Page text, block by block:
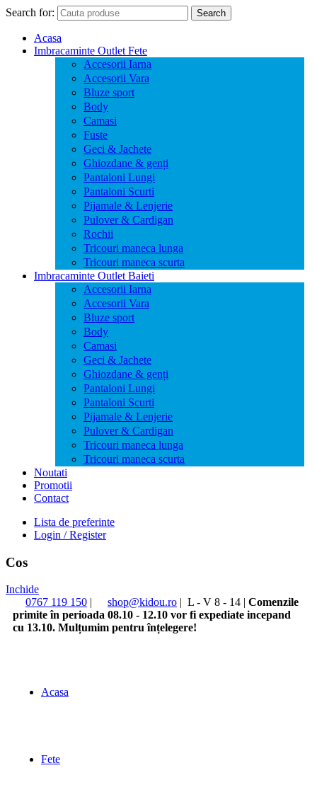
Search for: Search
Acasa
Imbracaminte Outlet Fete
Accesorii Iarna
Accesorii Vara
Bluze sport
Body
Camasi
Fuste
Geci & Jachete
Ghiozdane & genți
Pantaloni Lungi
Pantaloni Scurti
Pijamale & Lenjerie
Pulover & Cardigan
Rochii
Tricouri maneca lunga
Tricouri maneca scurta
Imbracaminte Outlet Baieti
Accesorii Iarna
Accesorii Vara
Bluze sport
Body
Camasi
Geci & Jachete
Ghiozdane & genți
Pantaloni Lungi
Pantaloni Scurti
Pijamale & Lenjerie
Pulover & Cardigan
Tricouri maneca lunga
Tricouri maneca scurta
Noutati
Promotii
Contact
Lista de preferinte
Login / Register
Cos
Inchide
0767 119 150 | shop@kidou.ro | L - V 8 - 14 | Comenzile
primite în perioada 08.10 - 12.10 vor fi expediate incepand
cu 13.10. Mulțumim pentru înțelegere!
Acasa
Fete